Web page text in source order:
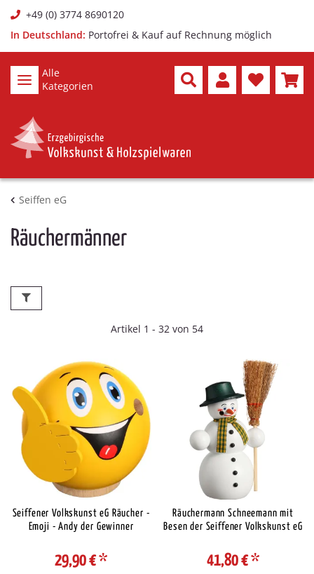
+49 (0) 3774 8690120
In Deutschland: Portofrei & Kauf auf Rechnung möglich
Alle
Kategorien
Seiffen eG
Räuchermänner
Artikel 1 - 32 von 54
Seiffener Volkskunst eG Räucher -
Emoji - Andy der Gewinner
29,90 €*
Räuchermann Schneemann mit
Besen der Seiffener Volkskunst eG
41,80 €*